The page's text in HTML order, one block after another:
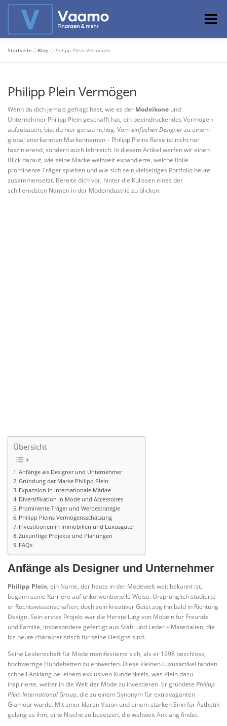
Zum
Menü
PROFIWISSEN ALTERSVORSORGE
PRIVATIER WERDEN
Startseite »Blog »Philipp Plein Vermögen
Philipp Plein Vermögen
Wenn du dich jemals gefragt hast, wie es der Modeikone und
Unternehmer Philipp Plein geschafft hat, ein beeindruckendes Vermögen
aufzubauen, bist du hier genau richtig. Vomeinfachen Designerzu einem
global anerkannten Markennamen – Philipp Pleins Reise ist nicht nur
faszinierend, sondern auch lehrreich. In diesem Artikel werfen wir einen
Blick darauf, wie seine Marke weltweit expandierte, welche Rolle
prominente Träger spielten und wie sich sein vielseitiges Portfolio heute
zusammensetzt. Bereite dich vor, hinter die Kulissen eines der
schillerndsten Namen in der Modeindustrie zu blicken.
Übersicht
Anfänge als Designer und Unternehmer
Gründung der Marke Philipp Plein
Expansion in internationale Märkte
Diversifikation in Mode und Accessoires
Prominente Träger und Werbestrategie
Philipp Pleins Vermögensschätzung
Investitionen in Immobilien und Luxusgüter
Zukünftige Projekte und Planungen
FAQs
Anfänge als Designer und Unternehmer
Philipp Plein, ein Name, der heute in der Modewelt weit bekannt ist,
begann seine Karriere auf unkonventionelle Weise. Ursprünglich studierte
er Rechtswissenschaften, doch sein kreativer Geist zog ihn bald in Richtung
Design. Sein erstes Projekt war die Herstellung von Möbeln für Freunde
und Familie, insbesondere gefertigt aus Stahl und Leder – Materialien, die
bis heute charakteristisch für seine Designs sind.
Seine Leidenschaft für Mode manifestierte sich, als er 1998 beschloss,
hochwertige Hundebetten zu entwerfen. Diese kleinen Luxusartikel fanden
schnell Anklang bei einem exklusiven Kundenkreis, was Plein dazu
inspirierte, weiter in die Welt der Mode zu investieren. Er gründete Philipp
Plein International Group, die zu einem Synonym für extravaganten
Glamour wurde. Mit einer klaren Vision und einem starken Sinn für Ästhetik
gelang es ihm, eine Nische zu besetzen, die weltweit Anklang findet.